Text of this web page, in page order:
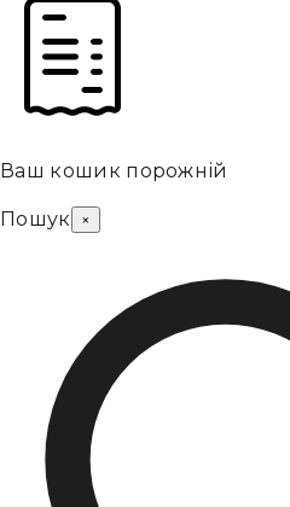
Ваш кошик порожній
Пошук ×